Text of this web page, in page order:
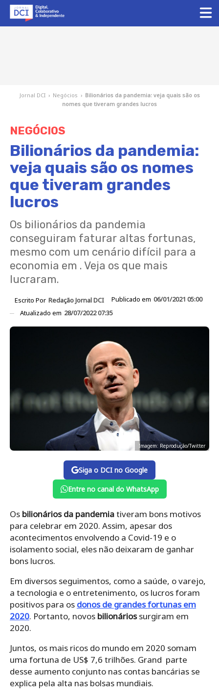
Jornal DCI › Negócios › Bilionários da pandemia: veja quais são os
nomes que tiveram grandes lucros
NEGÓCIOS
Bilionários da pandemia:
veja quais são os nomes
que tiveram grandes
lucros
Os bilionários da pandemia
conseguiram faturar altas fortunas,
mesmo com um cenário difícil para a
economia em . Veja os que mais
lucraram.
Escrito Por Redação Jornal DCI Publicado em 06/01/2021 05:00
Atualizado em 28/07/2022 07:35
Imagem: Reprodução/Twitter
Siga o DCI no Google
Entre no canal do WhatsApp
Os bilionários da pandemiativeram bons motivos
para celebrar em 2020. Assim, apesar dos
acontecimentos envolvendo a Covid-19 e o
isolamento social, eles não deixaram de ganhar
bons lucros.
Em diversos seguimentos, como a saúde, o varejo,
a tecnologia e o entretenimento, os lucros foram
positivos para os donos de grandes fortunas em
2020. Portanto, novos bilionáriossurgiram em
2020.
Juntos, os mais ricos do mundo em 2020 somam
uma fortuna de US$ 7,6 trilhões. Grand parte
desse aumento conjunto nas contas bancárias se
explica pela alta nas bolsas mundiais.